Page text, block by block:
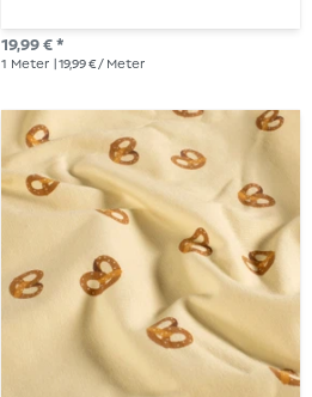
19,99 € *
1 Meter | 19,99 € / Meter